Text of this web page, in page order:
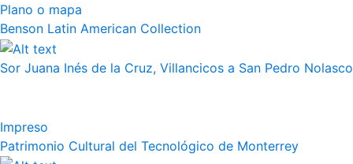
Plano o mapa
Benson Latin American Collection
Sor Juana Inés de la Cruz, Villancicos a San Pedro Nolasco
Impreso
Patrimonio Cultural del Tecnológico de Monterrey